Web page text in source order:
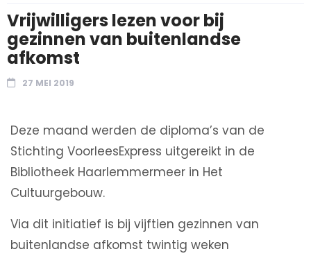
Vrijwilligers lezen voor bij
gezinnen van buitenlandse
afkomst
27 MEI 2019
Deze maand werden de diploma’s van de
Stichting VoorleesExpress uitgereikt in de
Bibliotheek Haarlemmermeer in Het
Cultuurgebouw.
Via dit initiatief is bij vijftien gezinnen van
buitenlandse afkomst twintig weken